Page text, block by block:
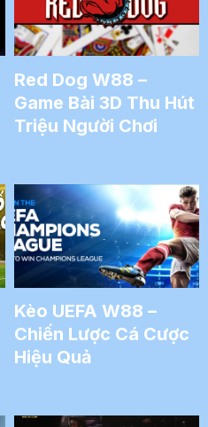
Red Dog W88 –
Game Bài 3D Thu Hút
Triệu Người Chơi
Kèo UEFA W88 –
Chiến Lược Cá Cược
Hiệu Quả